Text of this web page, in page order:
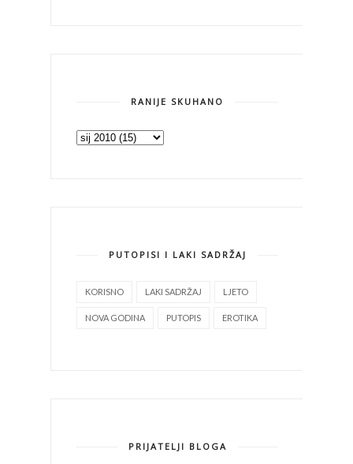
RANIJE SKUHANO
PUTOPISI I LAKI SADRŽAJ
KORISNO LAKI SADRŽAJ LJETO
NOVA GODINA PUTOPIS EROTIKA
PRIJATELJI BLOGA